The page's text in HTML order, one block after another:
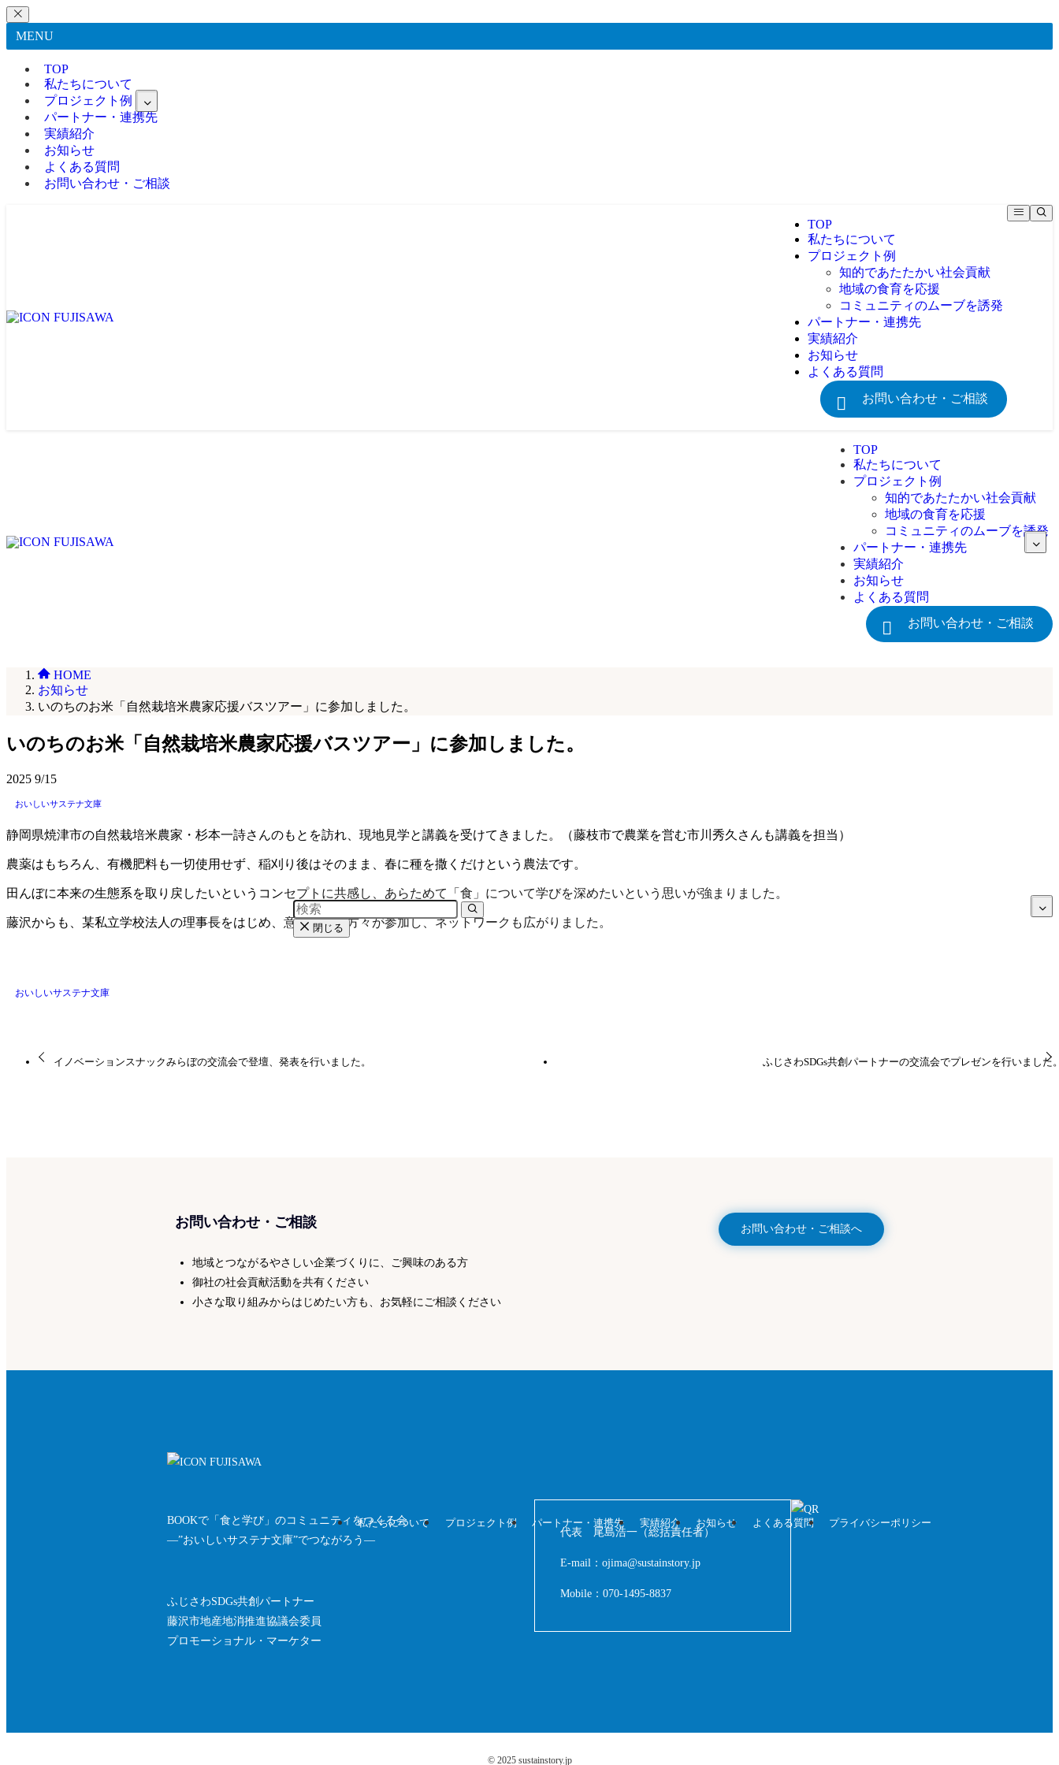
MENU
TOP
私たちについて
プロジェクト例
パートナー・連携先
実績紹介
お知らせ
よくある質問
お問い合わせ・ご相談
TOP
私たちについて
プロジェクト例
知的であたたかい社会貢献
地域の食育を応援
コミュニティのムーブを誘発
パートナー・連携先
実績紹介
お知らせ
よくある質問
お問い合わせ・ご相談
TOP
私たちについて
プロジェクト例
知的であたたかい社会貢献
地域の食育を応援
コミュニティのムーブを誘発
パートナー・連携先
実績紹介
お知らせ
よくある質問
お問い合わせ・ご相談
HOME
お知らせ
いのちのお米「自然栽培米農家応援バスツアー」に参加しました。
いのちのお米「自然栽培米農家応援バスツアー」に参加しました。
2025 9/15
おいしいサステナ文庫
静岡県焼津市の自然栽培米農家・杉本一詩さんのもとを訪れ、現地見学と講義を受けてきました。（藤枝市で農業を営む市川秀久さんも講義を担当）
農薬はもちろん、有機肥料も一切使用せず、稲刈り後はそのまま、春に種を撒くだけという農法です。
田んぼに本来の生態系を取り戻したいというコンセプトに共感し、あらためて「食」について学びを深めたいという思いが強まりました。
藤沢からも、某私立学校法人の理事長をはじめ、意識の高い方々が参加し、ネットワークも広がりました。
おいしいサステナ文庫
イノベーションスナックみらぼの交流会で登壇、発表を行いました。 ふじさわSDGs共創パートナーの交流会でプレゼンを行いました
お問い合わせ・ご相談
地域とつながるやさしい企業づくりに、ご興味のある方
御社の社会貢献活動を共有ください
小さな取り組みからはじめたい方も、お気軽にご相談ください
お問い合わせ・ご相談へ
BOOKで「食と学び」のコミュニティをつくる会
—”おいしいサステナ文庫”でつながろう—
ふじさわSDGs共創パートナー
藤沢市地産地消推進協議会委員
プロモーショナル・マーケター
代表 尾島浩一（総括責任者）
E-mail：ojima@sustainstory.jp
Mobile：070-1495-8837
私たちについて プロジェクト例 パートナー・連携先 実績紹介 お知らせ よくある質問 プライバシーポリシー
©2025 sustainstory.jp
閉じる